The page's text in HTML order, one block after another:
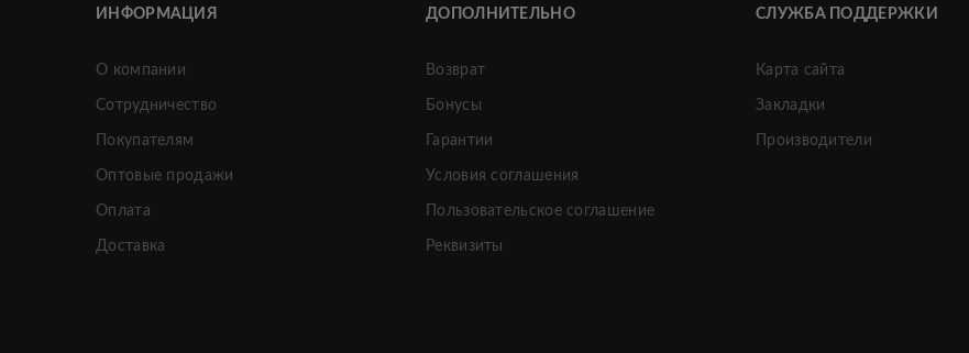
ИНФОРМАЦИЯ
О компании
Сотрудничество
Покупателям
Оптовые продажи
Оплата
Доставка
ДОПОЛНИТЕЛЬНО
Возврат
Бонусы
Гарантии
Условия соглашения
Пользовательское соглашение
Реквизиты
СЛУЖБА ПОДДЕРЖКИ
Карта сайта
Закладки
Производители